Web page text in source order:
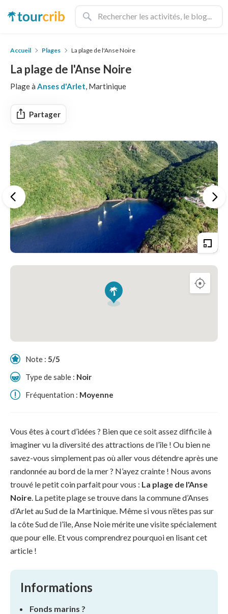
Accueil Plages La plage de l'Anse Noire
La plage de l'Anse Noire
Plage à Anses d'Arlet, Martinique
Partager
Note : 5/5
Type de sable : Noir
Fréquentation : Moyenne
Vous êtes à court d’idées ? Bien que ce soit assez difficile à
imaginer vu la diversité des attractions de l’île ! Ou bien ne
savez-vous simplement pas où aller vous détendre après une
randonnée au bord de la mer ? N’ayez crainte ! Nous avons
trouvé le petit coin parfait pour vous : La plage de l'Anse
Noire. La petite plage se trouve dans la commune d’Anses
d’Arlet au Sud de la Martinique. Même si vous n’êtes pas sur
la côte Sud de l’île, Anse Noie mérite une visite spécialement
que pour elle. Et vous comprendrez pourquoi en lisant cet
article !
Informations
Fonds marins ?